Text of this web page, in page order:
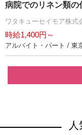
病院でのリネン類の
ワタキューセイモア株式
時給1,400円～
アルバイト・パート / 東